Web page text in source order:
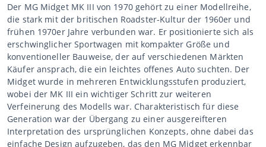
Der MG Midget MK III von 1970 gehört zu einer Modellreihe,
die stark mit der britischen Roadster-Kultur der 1960er und
frühen 1970er Jahre verbunden war. Er positionierte sich als
erschwinglicher Sportwagen mit kompakter Größe und
konventioneller Bauweise, der auf verschiedenen Märkten
Käufer ansprach, die ein leichtes offenes Auto suchten. Der
Midget wurde in mehreren Entwicklungsstufen produziert,
wobei der MK III ein wichtiger Schritt zur weiteren
Verfeinerung des Modells war. Charakteristisch für diese
Generation war der Übergang zu einer ausgereifteren
Interpretation des ursprünglichen Konzepts, ohne dabei das
einfache Design aufzugeben, das den MG Midget erkennbar